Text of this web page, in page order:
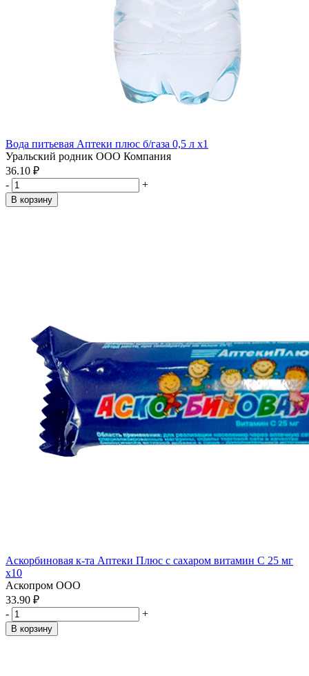
Вода питьевая Аптеки плюс б/газа 0,5 л x1
Уральский родник ООО Компания
36.10 ₽
-
+
В корзину
Аскорбиновая к-та Аптеки Плюс с сахаром витамин С 25 мг
x10
Аскопром ООО
33.90 ₽
-
+
В корзину